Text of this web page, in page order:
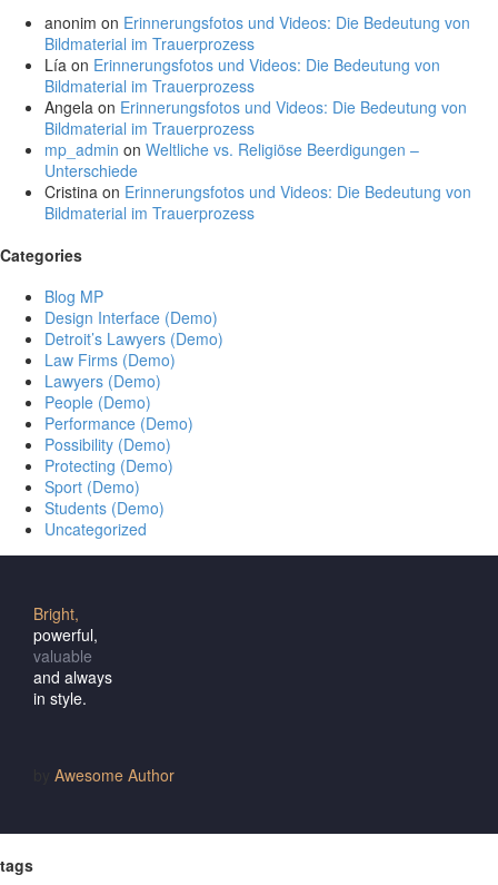
anonim on Erinnerungsfotos und Videos: Die Bedeutung von
Bildmaterial im Trauerprozess
Lía on Erinnerungsfotos und Videos: Die Bedeutung von
Bildmaterial im Trauerprozess
Angela on Erinnerungsfotos und Videos: Die Bedeutung von
Bildmaterial im Trauerprozess
mp_admin on Weltliche vs. Religiöse Beerdigungen –
Unterschiede
Cristina on Erinnerungsfotos und Videos: Die Bedeutung von
Bildmaterial im Trauerprozess
Categories
Blog MP
Design Interface (Demo)
Detroit’s Lawyers (Demo)
Law Firms (Demo)
Lawyers (Demo)
People (Demo)
Performance (Demo)
Possibility (Demo)
Protecting (Demo)
Sport (Demo)
Students (Demo)
Uncategorized
Bright,
powerful,
valuable
and always
in style.
Awesome Author
tags